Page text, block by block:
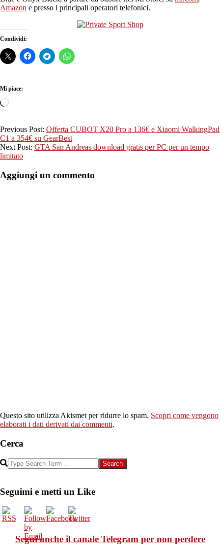
Amazon e presso i principali operatori telefonici.
Condividi:
Mi piace:
Caricamento
2019-
09-
16
Previous Post: Offerta CUBOT X20 Pro a 136€ e Xiaomi WalkingPad
C1 a 354€ su GearBest
Next Post: GTA San Andreas download gratis per PC per un tempo
limitato
Aggiungi un commento
Questo sito utilizza Akismet per ridurre lo spam. Scopri come vengono
elaborati i dati derivati dai commenti.
Cerca
Search
Seguimi e metti un Like
Segui anche il canale Telegram per non perdere